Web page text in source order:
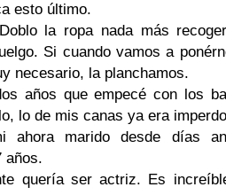
esto último.
la ropa nada más
Si cuando vamos a
necesario, la planchamos.
años que empecé con los
lo de mis canas ya era
ahora marido desde días
años.
quería ser actriz. Es